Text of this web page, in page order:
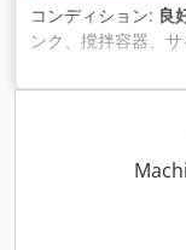
コンディション: 良
ンク、撹拌容器、
貯蔵サイロ、溶解
機付き -内容量：
ご覧ください
Ø890×1280mm -